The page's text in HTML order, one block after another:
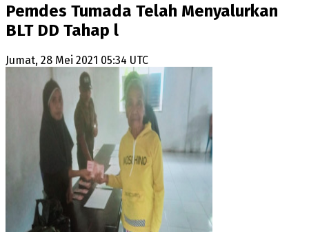
Pemdes Tumada Telah Menyalurkan
BLT DD Tahap l
Jumat, 28 Mei 2021 05:34 UTC